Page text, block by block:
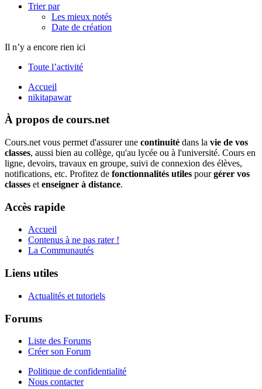
Trier par
Les mieux notés
Date de création
Il n’y a encore rien ici
Toute l’activité
Accueil
nikitapawar
À propos de cours.net
Cours.net vous permet d'assurer une continuité dans la vie de vos
classes, aussi bien au collège, qu'au lycée ou à l'université. Cours en
ligne, devoirs, travaux en groupe, suivi de connexion des élèves,
notifications, etc. Profitez de fonctionnalités utiles pourgérer vos
classes et enseigner à distance.
Accès rapide
Accueil
Contenus à ne pas rater !
La Communautés
Liens utiles
Actualités et tutoriels
Forums
Liste des Forums
Créer son Forum
Politique de confidentialité
Nous contacter